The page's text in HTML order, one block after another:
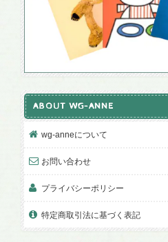
ABOUT WG-ANNE
wg-anneについて
お問い合わせ
プライバシーポリシー
特定商取引法に基づく表記